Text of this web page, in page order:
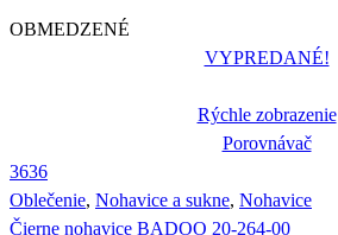
OBMEDZENÉ
VYPREDANÉ!
Rýchle zobrazenie
Porovnávač
3636
Oblečenie, Nohavice a sukne, Nohavice
Čierne nohavice BADOO 20-264-00